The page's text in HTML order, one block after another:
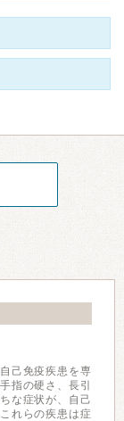
己免疫疾患を専
指の硬さ、長引
な症状が、自己
れらの疾患は症